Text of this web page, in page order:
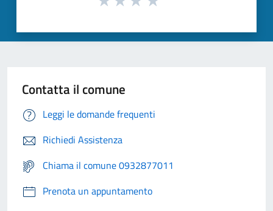
Contatta il comune
Leggi le domande frequenti
Richiedi Assistenza
Chiama il comune 0932877011
Prenota un appuntamento